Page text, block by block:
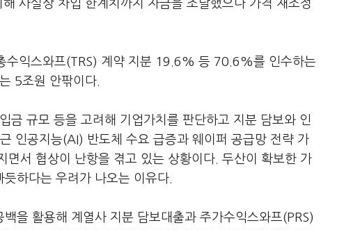
사실상 차입 한계치까지 자금을 조달했으나 가격 재조정
수익스와프(TRS) 계약 지분 19.6% 등 70.6%를 인수하는
5조원 안팎이다.
금 규모 등을 고려해 기업가치를 판단하고 지분 담보와 인
인공지능(AI) 반도체 수요 급증과 웨이퍼 공급망 전략 가
서 협상이 난항을 겪고 있는 상황이다. 두산이 확보한 가
하다는 우려가 나오는 이유다.
을 활용해 계열사 지분 담보대출과 주가수익스와프(PRS)